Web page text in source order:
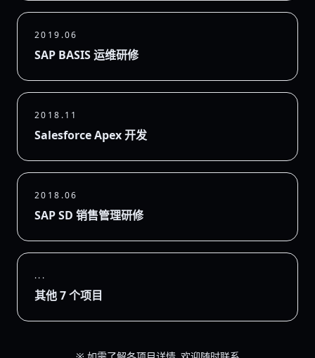
2019.06
SAP BASIS 运维研修
2018.11
Salesforce Apex 开发
2018.06
SAP SD 销售管理研修
...
其他 7 个项目